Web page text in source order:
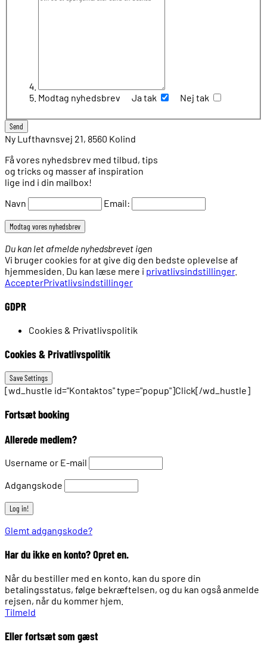
Modtag nyhedsbrev Ja tak Nej tak
Ny Lufthavnsvej 21, 8560 Kolind
Få vores nyhedsbrev med tilbud, tips
og tricks og masser af inspiration
lige ind i din mailbox!
Navn
Email:
Du kan let afmelde nyhedsbrevet igen
Vi bruger cookies for at give dig den bedste oplevelse af
hjemmesiden. Du kan læse mere i privatlivsindstillinger.
AccepterPrivatlivsindstillinger
GDPR
Cookies & Privatlivspolitik
Cookies & Privatlivspolitik
[wd_hustle id="Kontaktos" type="popup"]Click[/wd_hustle]
Fortsæt booking
Allerede medlem?
Username or E-mail
Adgangskode
Glemt adgangskode?
Har du ikke en konto? Opret en.
Når du bestiller med en konto, kan du spore din
betalingsstatus, følge bekræftelsen, og du kan også anmelde
rejsen, når du kommer hjem.
Tilmeld
Eller fortsæt som gæst